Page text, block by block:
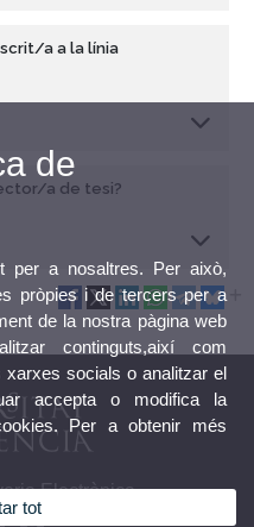
a a la línia
a de tesi?
Electrònica
de
per a nosaltres. Per això,
pròpies i de tercers per a
de la nostra pàgina web
continguts,així com
xarxes socials o analitzar el
accepta o modifica la
Per a obtenir més
tot